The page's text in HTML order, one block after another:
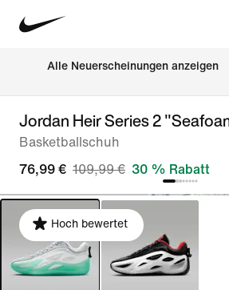
Alle Neuerscheinungen anzeigen
Jordan Heir Series 2
Basketballschuh
76,99 € 109,99 € 30 % Rabatt
Hoch bewertet